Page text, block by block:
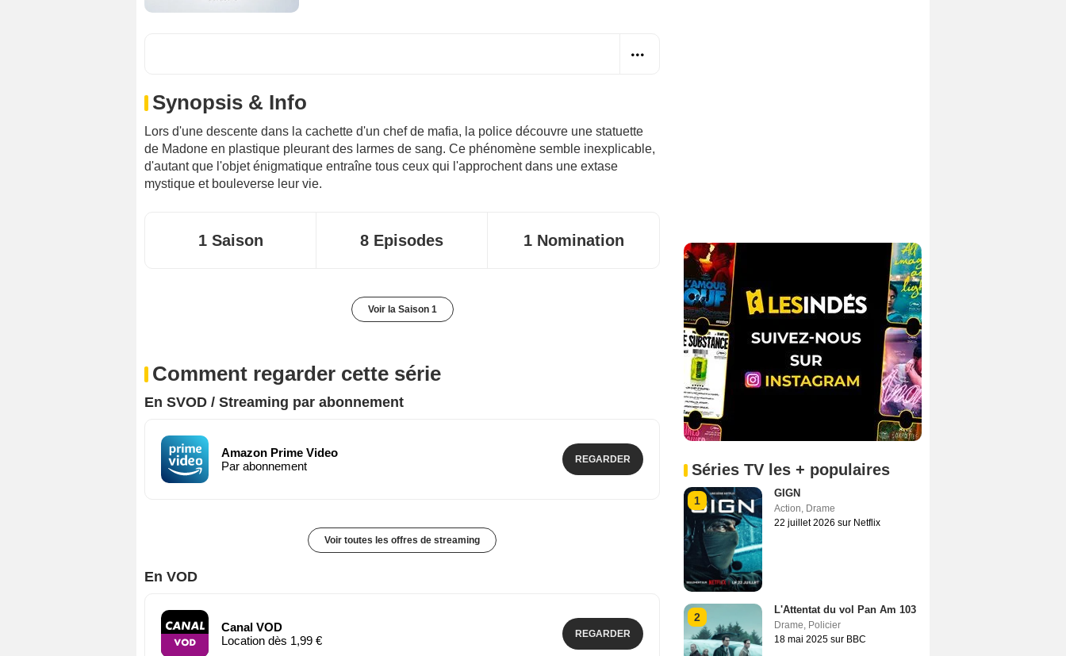
Synopsis & Info
Lors d'une descente dans la cachette d'un chef de mafia, la police découvre une statuette
de Madone en plastique pleurant des larmes de sang. Ce phénomène semble inexplicable,
d'autant que l'objet énigmatique entraîne tous ceux qui l'approchent dans une extase
mystique et bouleverse leur vie.
1 Saison 8 Episodes 1 Nomination
Voir la Saison 1
Comment regarder cette série
En SVOD / Streaming par abonnement
Amazon Prime Video
Par abonnement
REGARDER
Voir toutes les offres de streaming
En VOD
Canal VOD
Location dès 1,99 €
REGARDER
Séries TV les + populaires
1
GIGN
Action, Drame
22 juillet 2026 sur Netflix
2
L'Attentat du vol Pan Am 103
Drame, Policier
18 mai 2025 sur BBC